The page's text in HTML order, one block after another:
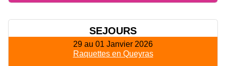
SEJOURS
29 au 01 Janvier 2026
Raquettes en Queyras